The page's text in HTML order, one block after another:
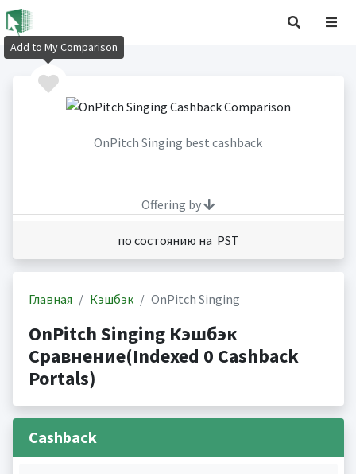
OnPitch Singing best cashback
Offering by
по состоянию на PST
Главная Кэшбэк OnPitch Singing
OnPitch Singing Кэшбэк
Сравнение(Indexed 0 Cashback
Portals)
Cashback
Add to My Comparison